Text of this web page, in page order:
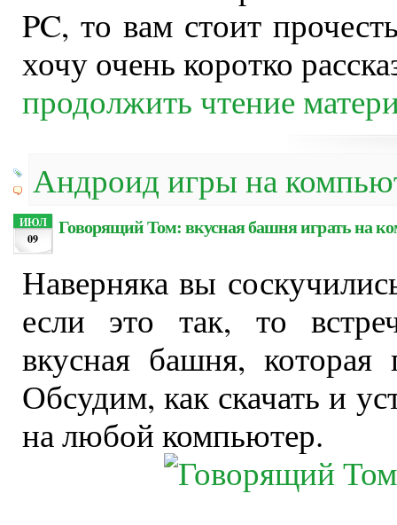
PC, то вам стоит
хочу очень коротко
продолжить чтение
Андроид игры на
ИЮЛ
09
Говорящий Том: вкусная башня играть на
Наверняка вы
если это так, то
вкусная башня,
Обсудим, как скачать и
на любой компьютер.